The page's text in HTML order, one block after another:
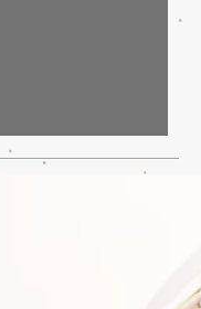
e dintorni